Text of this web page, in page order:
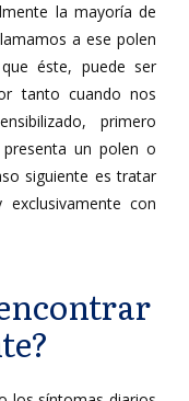
la mayoría de
a ese polen
éste, puede ser
tanto cuando nos
primero
un polen o
siguiente es tratar
con